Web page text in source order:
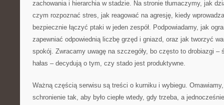
zachowania i hierarchia w stadzie. Na stronie tłumaczymy, jak
czym rozpoznać stres, jak reagować na agresję, kiedy
bezpiecznie łączyć ptaki w jeden zespół. Podpowiadamy, jak
zapewniać odpowiednią liczbę grzęd i gniazd, oraz jak tworzyć
spokój. Zwracamy uwagę na szczegóły, bo często to drobiazgi –
hałas – decydują o tym, czy stado jest produktywne.
Ważną częścią serwisu są treści o kurniku i wybiegu.
schronienie tak, aby było ciepłe wtedy, gdy trzeba, a